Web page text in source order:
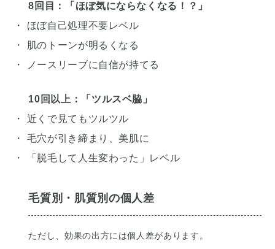
8回目：「ほぼ気にならなくなる！？」
・ ほぼ自己処理不要レベル
・ 肌のトーンが明るくなる
・ ノースリーブに自信が持てる
10回以上：「ツルスベ脇」
・ 近くで見てもツルツル
・ 毛穴が引き締まり、美肌に
・ 「脱毛して人生変わった」レベル
毛質別・肌質別の個人差
ただし、効果の出方には個人差があります。